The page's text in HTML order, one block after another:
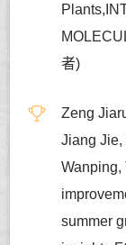
者)
Zeng
Jiang Jie,
Wanping,
summer